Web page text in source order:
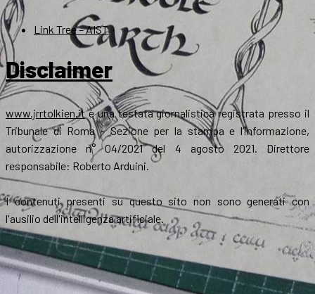
Link Tree – AIST
Disclaimer
www.jrrtolkien.itè una testata giornalistica registrata presso il
Tribunale di Roma - Sezione per la stampa e l’informazione,
autorizzazione n° 04/2021 del 4 agosto 2021. Direttore
responsabile: Roberto Arduini.
I contenuti presenti su questo sito non sono generati con
l'ausilio dell'intelligenza artificiale.